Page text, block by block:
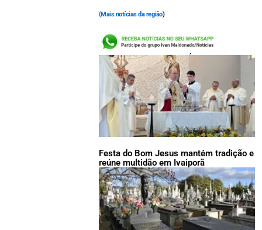
(Mais notícias da região)
LEIA TAMBÉM:
Festa do Bom Jesus mantém tradição e
reúne multidão em Ivaiporã